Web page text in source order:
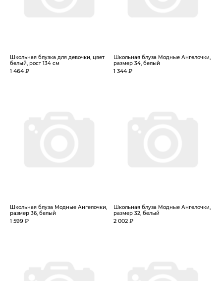
Школьная блузка для девочки, цвет
белый, рост 134 см
1 464 ₽
Школьная блуза Модные Ангелочки,
размер 34, белый
1 344 ₽
Школьная блуза Модные Ангелочки,
размер 36, белый
1 599 ₽
Школьная блуза Модные Ангелочки,
размер 32, белый
2 002 ₽